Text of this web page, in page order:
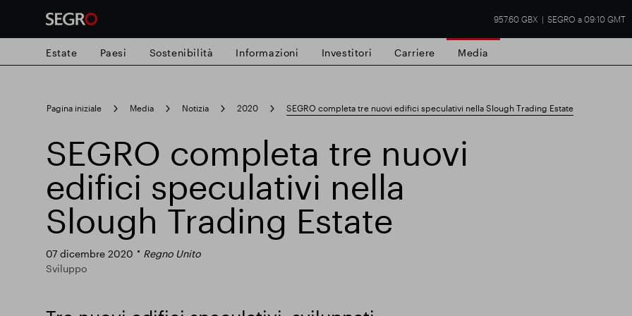
957.60 GBX SEGRO a 09:10 GMT
search
for
Ricerca popolare
Responsabile SEGRO Slough proprietà commerciale
Estate Paesi Sostenibilità Informazioni Investitori Carriere Media
Pagina iniziale Media Notizia 2020 SEGRO completa tre nuovi edifici speculativi nella Slough Trading Estate
SEGRO completa tre nuovi
edifici speculativi nella
Slough Trading Estate
07 dicembre 2020
Regno Unito
Sviluppo